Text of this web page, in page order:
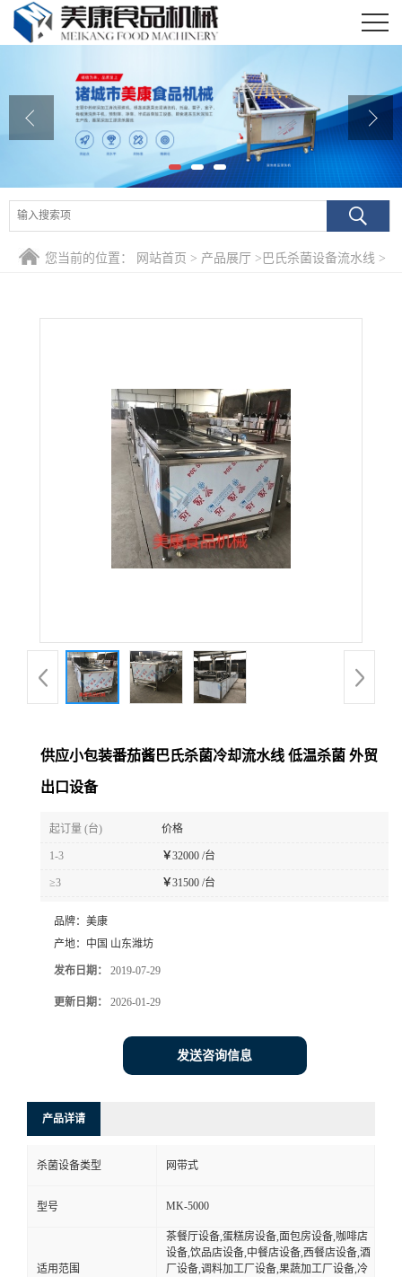
公司介绍
公司动态
产品展厅
联系我们
您当前的位置： 网站首页 > 产品展厅 > 巴氏杀菌设备流水线 >
供应小包装番茄酱巴氏杀菌冷却流水线 低温杀菌 外贸
出口设备
起订量 (台) 价格
1-3 ￥32000 /台
≥3 ￥31500 /台
品牌： 美康
产地： 中国 山东潍坊
发布日期： 2019-07-29
更新日期： 2026-01-29
发送咨询信息
产品详请
杀菌设备类型 网带式
型号 MK-5000
适用范围
茶餐厅设备,蛋糕房设备,面包房设备,咖啡店
设备,饮品店设备,中餐店设备,西餐店设备,酒
厂设备,调料加工厂设备,果蔬加工厂设备,冷